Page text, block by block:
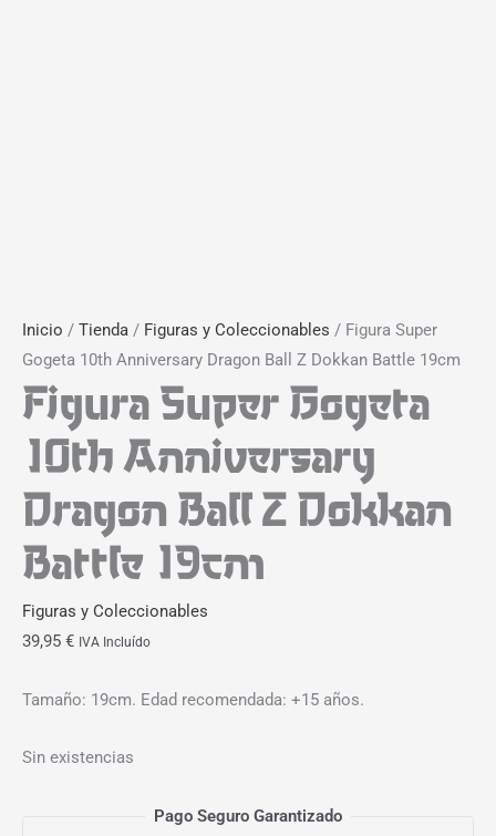
Inicio / Tienda / Figuras y Coleccionables / Figura Super
Gogeta 10th Anniversary Dragon Ball Z Dokkan Battle 19cm
Figura Super Gogeta
10th Anniversary
Dragon Ball Z Dokkan
Battle 19cm
Figuras y Coleccionables
39,95 € IVA Incluído
Tamaño: 19cm. Edad recomendada: +15 años.
Sin existencias
Pago Seguro Garantizado